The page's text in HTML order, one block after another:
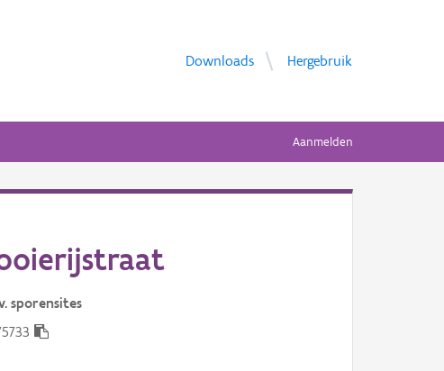
Downloads Hergebruik
Aanmelden
sporensites